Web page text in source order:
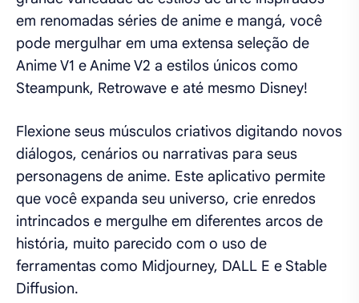
em renomadas séries de anime e mangá, você
pode mergulhar em uma extensa seleção de
Anime V1 e Anime V2 a estilos únicos como
Steampunk, Retrowave e até mesmo Disney!
Flexione seus músculos criativos digitando novos
diálogos, cenários ou narrativas para seus
personagens de anime. Este aplicativo permite
que você expanda seu universo, crie enredos
intrincados e mergulhe em diferentes arcos de
história, muito parecido com o uso de
ferramentas como Midjourney, DALL E e Stable
Diffusion.